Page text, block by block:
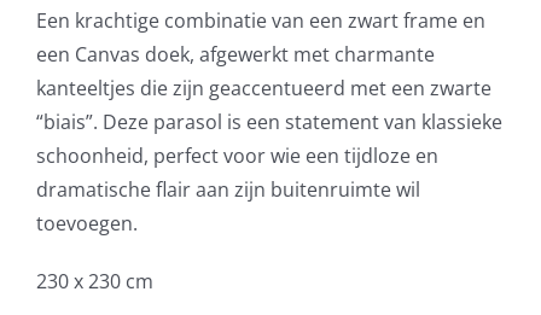
Umbrosa en Paraflex parasoldoeken
Onze merken
230
x
230
cm
aantal
Een krachtige combinatie van een zwart frame en
een Canvas doek, afgewerkt met charmante
kanteeltjes die zijn geaccentueerd met een zwarte
“biais”. Deze parasol is een statement van klassieke
schoonheid, perfect voor wie een tijdloze en
dramatische flair aan zijn buitenruimte wil
toevoegen.
230 x 230 cm